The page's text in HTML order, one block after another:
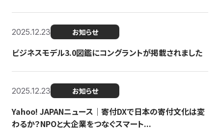
2025.12.23 お知らせ
ビジネスモデル3.0図鑑にコングラントが掲載されました
2025.12.23 お知らせ
Yahoo! JAPANニュース｜寄付DXで日本の寄付文化は変
わるか？NPOと大企業をつなぐスマート...